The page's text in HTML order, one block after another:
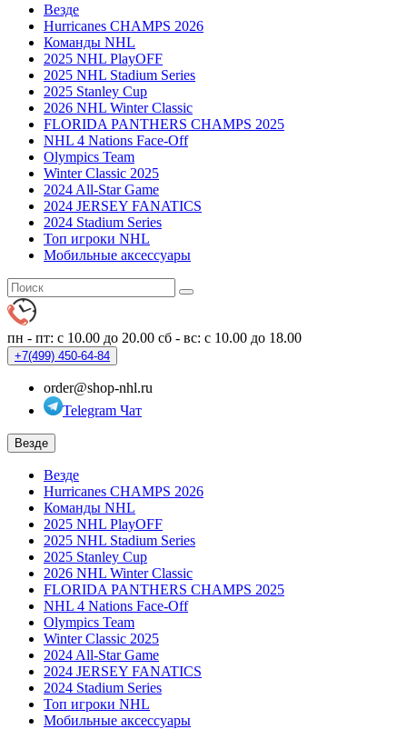
Везде
Hurricanes CHAMPS 2026
Команды NHL
2025 NHL PlayOFF
2025 NHL Stadium Series
2025 Stanley Cup
2026 NHL Winter Classic
FLORIDA PANTHERS CHAMPS 2025
NHL 4 Nations Face-Off
Olympics Team
Winter Classic 2025
2024 All-Star Game
2024 JERSEY FANATICS
2024 Stadium Series
Топ игроки NHL
Мобильные аксессуары
пн - пт: с 10.00 до 20.00 сб - вс: с 10.00 до 18.00
+7(499) 450-64-84
order@shop-nhl.ru
Telegram Чат
Везде
Везде
Hurricanes CHAMPS 2026
Команды NHL
2025 NHL PlayOFF
2025 NHL Stadium Series
2025 Stanley Cup
2026 NHL Winter Classic
FLORIDA PANTHERS CHAMPS 2025
NHL 4 Nations Face-Off
Olympics Team
Winter Classic 2025
2024 All-Star Game
2024 JERSEY FANATICS
2024 Stadium Series
Топ игроки NHL
Мобильные аксессуары